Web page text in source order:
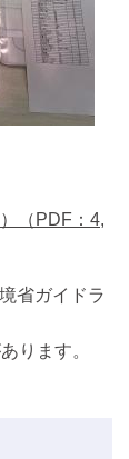
（PDF：4,
省ガイドラ
ります。